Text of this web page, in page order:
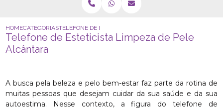
HOMECATEGORIASTELEFONE DE ESTETICISTA LIMPEZA DE PELE ALCÂNTARA
Telefone de Esteticista Limpeza de Pele
Alcântara
A busca pela beleza e pelo bem-estar faz parte da rotina de
muitas pessoas que desejam cuidar da sua saúde e da sua
autoestima. Nesse contexto, a figura do telefone de